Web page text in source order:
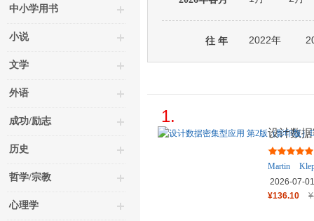
中小学用书
小说
文学
外语
成功/励志
历史
哲学/宗教
心理学
往 年 2022年
1.
设计数
Martin
2026-07-01
¥136.10